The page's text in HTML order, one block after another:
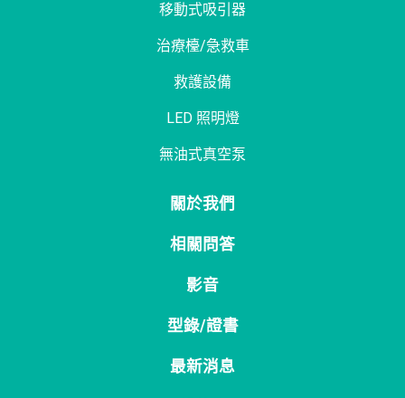
移動式吸引器
治療檯/急救車
救護設備
LED 照明燈
無油式真空泵
關於我們
相關問答
影音
型錄/證書
最新消息